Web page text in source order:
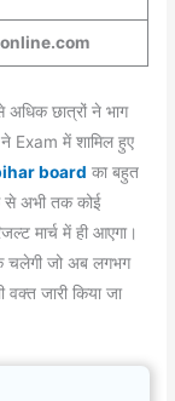
छात्रों ने भाग
ने Exam में शामिल हुए
board का बहुत
से अभी तक कोई
मार्च में ही आएगा।
चलेगी जो अब लगभग
जारी किया जा